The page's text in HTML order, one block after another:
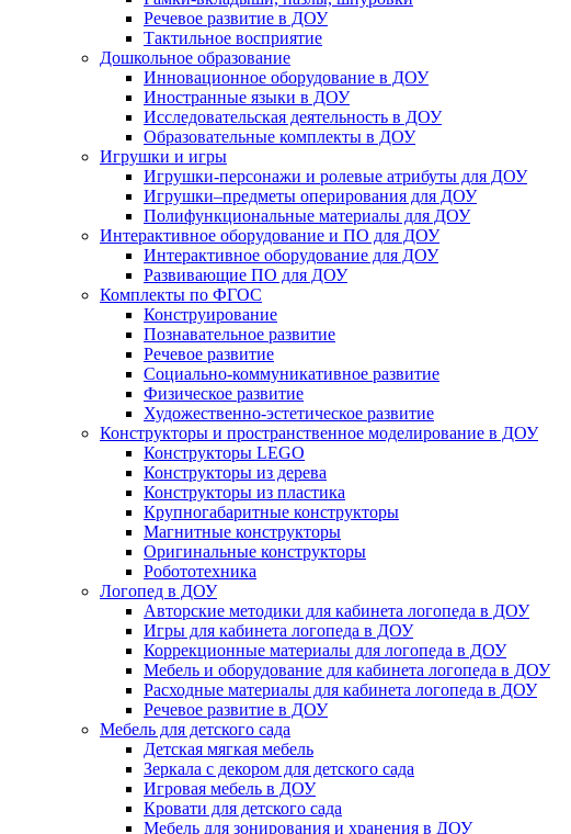
Речевое развитие в ДОУ
Тактильное восприятие
Дошкольное образование
Инновационное оборудование в ДОУ
Иностранные языки в ДОУ
Исследовательская деятельность в ДОУ
Образовательные комплекты в ДОУ
Игрушки и игры
Игрушки-персонажи и ролевые атрибуты для ДОУ
Игрушки–предметы оперирования для ДОУ
Полифункциональные материалы для ДОУ
Интерактивное оборудование и ПО для ДОУ
Интерактивное оборудование для ДОУ
Развивающие ПО для ДОУ
Комплекты по ФГОС
Конструирование
Познавательное развитие
Речевое развитие
Социально-коммуникативное развитие
Физическое развитие
Художественно-эстетическое развитие
Конструкторы и пространственное моделирование в ДОУ
Конструкторы LEGO
Конструкторы из дерева
Конструкторы из пластика
Крупногабаритные конструкторы
Магнитные конструкторы
Оригинальные конструкторы
Робототехника
Логопед в ДОУ
Авторские методики для кабинета логопеда в ДОУ
Игры для кабинета логопеда в ДОУ
Коррекционные материалы для логопеда в ДОУ
Мебель и оборудование для кабинета логопеда в ДОУ
Расходные материалы для кабинета логопеда в ДОУ
Речевое развитие в ДОУ
Мебель для детского сада
Детская мягкая мебель
Зеркала с декором для детского сада
Игровая мебель в ДОУ
Кровати для детского сада
Мебель для зонирования и хранения в ДОУ